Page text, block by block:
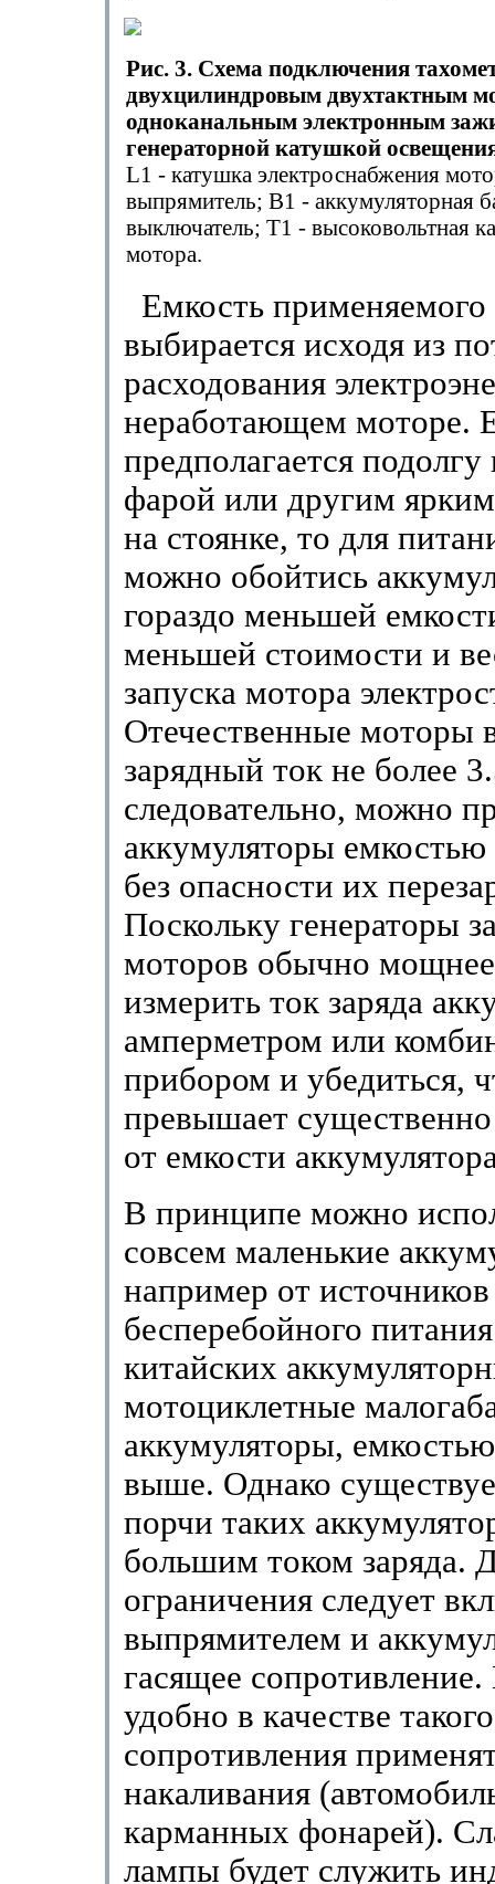
Рис. 3. Схема подключения
двухцилиндровым двухтактным
одноканальным электронным
генераторной катушкой
L1 - катушка электроснабжения
выпрямитель; B1 - аккумуляторная
выключатель; T1 - высоковольтная
мотора.
Емкость применяемого
выбирается исходя из
расходования
неработающем моторе.
предполагается подолгу
фарой или другим
на стоянке, то для
можно обойтись
гораздо меньшей
меньшей стоимости и
запуска мотора
Отечественные моторы
зарядный ток не более
следовательно, можно
аккумуляторы
без опасности их
Поскольку генераторы
моторов обычно
измерить ток заряда
амперметром или
прибором и убедиться,
превышает
от емкости
В принципе можно
совсем маленькие
например от источников
бесперебойного
китайских
мотоциклетные
аккумуляторы,
выше. Однако
порчи таких
большим током заряда.
ограничения следует
выпрямителем и
гасящее
удобно в качестве такого
сопротивления
накаливания
карманных фонарей).
лампы будет служить